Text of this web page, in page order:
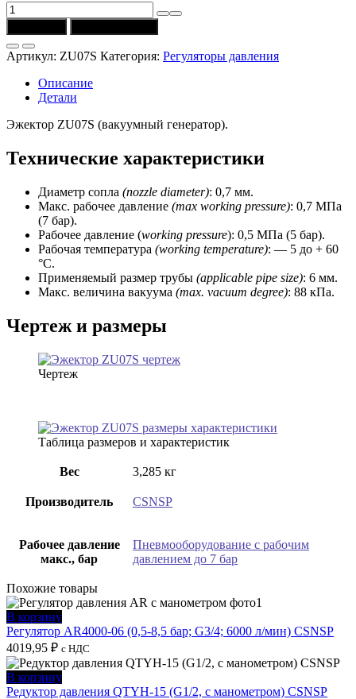
Количество
товара
Эжектор
ZU07S
(CSNSP)
Артикул: ZU07S Категория: Регуляторы давления
Описание
Детали
Эжектор ZU07S (вакуумный генератор).
Технические характеристики
Диаметр сопла (nozzle diameter): 0,7 мм.
Макс. рабочее давление (max working pressure): 0,7 МПа
(7 бар).
Рабочее давление (working pressure): 0,5 МПа (5 бар).
Рабочая температура (working temperature): — 5 до + 60
°C.
Применяемый размер трубы (applicable pipe size): 6 мм.
Макс. величина вакуума (max. vacuum degree): 88 кПа.
Чертеж и размеры
Чертеж
Таблица размеров и характеристик
Вес 3,285 кг
Производитель CSNSP
Рабочее давление
макс., бар
Пневмооборудование с рабочим
давлением до 7 бар
Похожие товары
В корзину
Регулятор AR4000-06 (0,5-8,5 бар; G3/4; 6000 л/мин) CSNSP
4019,95 ₽ с НДС
В корзину
Редуктор давления QTYH-15 (G1/2, с манометром) CSNSP